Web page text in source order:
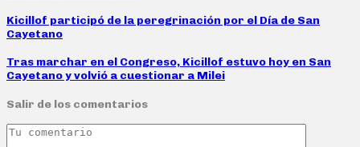
Kicillof participó de la peregrinación por el Día de San
Cayetano
Tras marchar en el Congreso, Kicillof estuvo hoy en San
Cayetano y volvió a cuestionar a Milei
Salir de los comentarios